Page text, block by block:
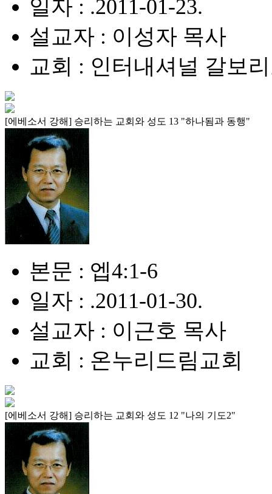
일자 : .2011-01-23.
설교자 : 이성자 목사
교회 : 인터내셔널 갈보
[에베소서 강해] 승리하는 교회와 성도 13 "하나됨과 동행"
본문 : 엡4:1-6
일자 : .2011-01-30.
설교자 : 이근호 목사
교회 : 온누리드림교회
[에베소서 강해] 승리하는 교회와 성도 12 "나의 기도2"